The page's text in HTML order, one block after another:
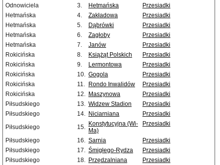
Odnowiciela 3. Hetmańska
Przesiadki
Hetmańska
4. Zakładowa
Przesiadki
Hetmańska
5. Dąbrówki
Przesiadki
Hetmańska
6. Zagłoby
Przesiadki
Hetmańska
7. Janów
Przesiadki
Rokicińska
8. Książąt Polskich
Przesiadki
Rokicińska
9. Lermontowa
Przesiadki
Rokicińska
10. Gogola
Przesiadki
Rokicińska
11. Rondo Inwalidów
Przesiadki
Rokicińska
12. Maszynowa
Przesiadki
Piłsudskiego
13. Widzew Stadion
Przesiadki
Piłsudskiego
14. Niciarniana
Przesiadki
Piłsudskiego
15. Konstytucyjna (Wi-
Ma)
Przesiadki
Piłsudskiego 16. Sarnia
Przesiadki
Piłsudskiego
17. Śmigłego-Rydza
Przesiadki
Piłsudskiego
18. Przędzalniana Przesiadki